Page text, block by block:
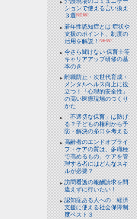
ションで使える言い換え
３選NEW!
若年性認知症とは 症状や
支援のポイント、制度の
活用を解説！NEW!
今さら聞けない 保育士等
キャリアアップ研修の基
本のき
離職防止・次世代育成・
メンタルヘルス向上に役
立つ！「心理的安全性」
の高い医療現場のつくり
かた
「不適切な保育」は防げ
る？子どもの権利から予
防・解決の糸口を考える
高齢者のエンドオブライ
フ・ケアの質は、多職種
で高めるもの。ケアを管
理する者にはどんなスキ
ルが必要？
訪問看護の報酬請求を間
違えずに行いたい！
認知症ある人への 経済
支援に使える社会保障制
度ベスト３